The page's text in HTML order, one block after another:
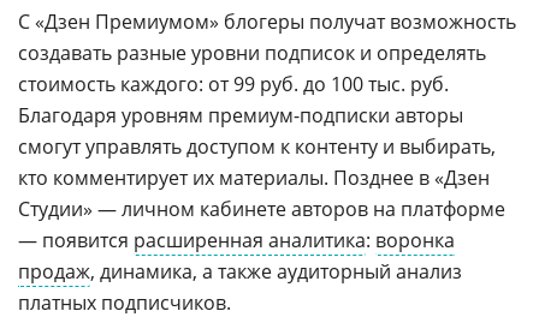
С «Дзен Премиумом» блогеры получат возможность
создавать разные уровни подписок и определять
стоимость каждого: от 99 руб. до 100 тыс. руб.
Благодаря уровням премиум-подписки авторы
смогут управлять доступом к контенту и выбирать,
кто комментирует их материалы. Позднее в «Дзен
Студии» — личном кабинете авторов на платформе
— появится расширенная аналитика: воронка
продаж, динамика, а также аудиторный анализ
платных подписчиков.